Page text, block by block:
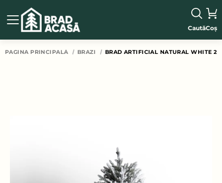
CautăCoș
PAGINA PRINCIPALĂ BRAZI BRAD ARTIFICIAL NATURAL WHITE 2